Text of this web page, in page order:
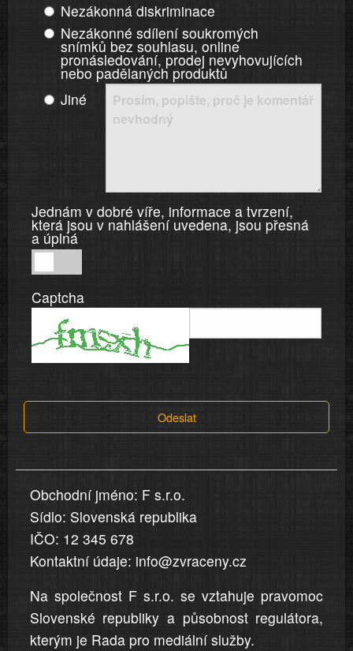
Nezákonná diskriminace
Nezákonné sdílení soukromých
snímků bez souhlasu, online
pronásledování, prodej nevyhovujících
nebo padělaných produktů
Jiné
Jednám v dobré víře, informace a tvrzení,
která jsou v nahlášení uvedena, jsou přesná
a úplná
v
dobré
informace
v
uvedena,
jsou
přesná
a
úplná
Captcha
Odeslat
Obchodní jméno: F s.r.o.
Sídlo: Slovenská republika
IČO: 12 345 678
Kontaktní údaje: info@zvraceny.cz
Na společnost F s.r.o. se vztahuje pravomoc
Slovenské republiky a působnost regulátora,
kterým je Rada pro mediální služby.